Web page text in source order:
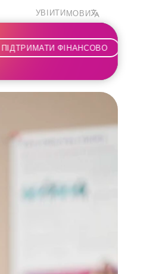
УВІЙТИМОВИ
ПІДТРИМАТИ ФІНАНСОВО